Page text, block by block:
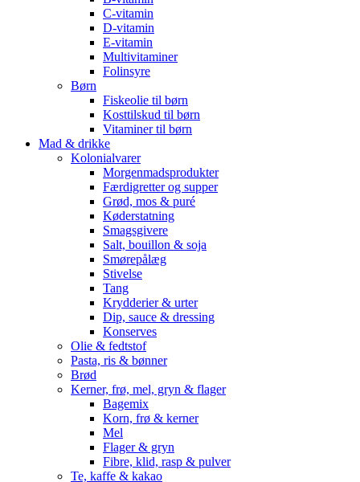
C-vitamin
D-vitamin
E-vitamin
Multivitaminer
Folinsyre
Børn
Fiskeolie til børn
Kosttilskud til børn
Vitaminer til børn
Mad & drikke
Kolonialvarer
Morgenmadsprodukter
Færdigretter og supper
Grød, mos & puré
Køderstatning
Smagsgivere
Salt, bouillon & soja
Smørepålæg
Stivelse
Tang
Krydderier & urter
Dip, sauce & dressing
Konserves
Olie & fedtstof
Pasta, ris & bønner
Brød
Kerner, frø, mel, gryn & flager
Bagemix
Korn, frø & kerner
Mel
Flager & gryn
Fibre, klid, rasp & pulver
Te, kaffe & kakao